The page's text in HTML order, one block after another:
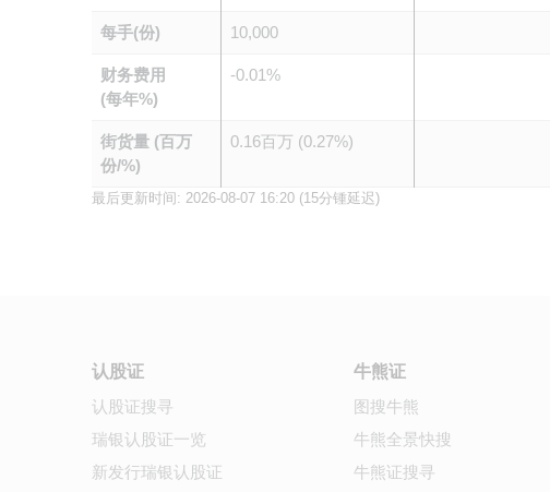
每手(份) 10,000
财务费用
(每年%)
-0.01%
街货量 (百万
份/%)
0.16百万 (0.27%)
最后更新时间: 2026-08-07 16:20 (15分锺延迟)
认股证
认股证搜寻
瑞银认股证一览
新发行瑞银认股证
牛熊证
图搜牛熊
牛熊全景快搜
牛熊证搜寻